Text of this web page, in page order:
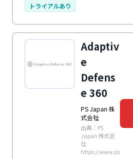
トライアルあり
Adaptiv
e
Defens
e 360
PS Japan 株
式会社
出典：PS
Japan 株式会
社
https://www.ps